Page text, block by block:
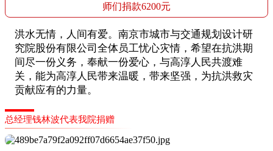
师们捐款6200元
洪水无情，人间有爱。南京市城市与交通规划设计研
究院股份有限公司全体员工忧心灾情，希望在抗洪期
间尽一份义务，奉献一份爱心，与高淳人民共渡难
关，能为高淳人民带来温暖，带来坚强，为抗洪救灾
贡献应有的力量。
总经理钱林波代表我院捐赠